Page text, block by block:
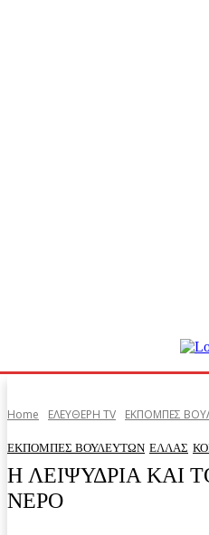
Home ΕΛΕΥΘΕΡΗ ΤV ΕΚΠΟΜΠΕΣ
ΕΚΠΟΜΠΕΣ ΒΟΥΛΕΥΤΩΝ ΕΛΛΑΣ
Η ΛΕΙΨΥΔΡΙΑ ΚΑΙ
ΝΕΡΟ